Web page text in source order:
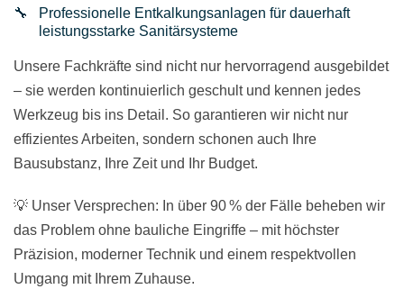
Professionelle Entkalkungsanlagen für dauerhaft
leistungsstarke Sanitärsysteme
Unsere Fachkräfte sind nicht nur hervorragend ausgebildet
– sie werden kontinuierlich geschult und kennen jedes
Werkzeug bis ins Detail. So garantieren wir nicht nur
effizientes Arbeiten, sondern schonen auch Ihre
Bausubstanz, Ihre Zeit und Ihr Budget.
💡 Unser Versprechen: In über 90 % der Fälle beheben wir
das Problem ohne bauliche Eingriffe – mit höchster
Präzision, moderner Technik und einem respektvollen
Umgang mit Ihrem Zuhause.